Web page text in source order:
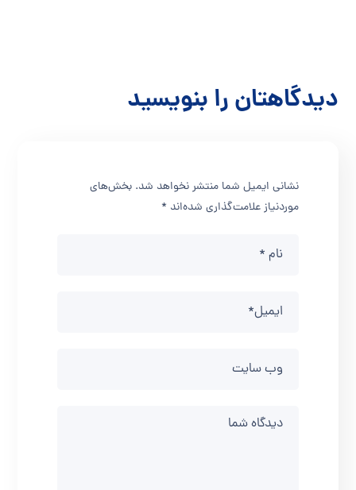
دیدگاهتان را بنویسید
نشانی ایمیل شما منتشر نخواهد شد. بخش‌های
موردنیاز علامت‌گذاری شده‌اند*